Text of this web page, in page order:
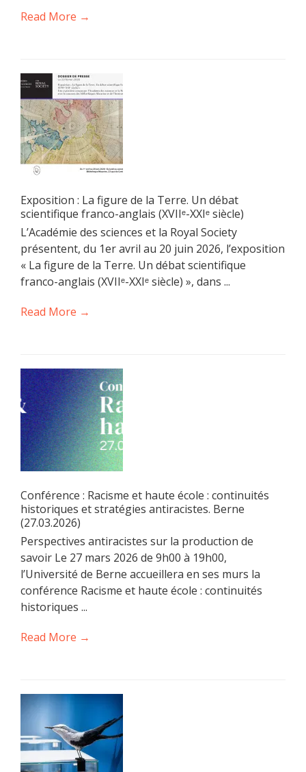
Read More →
Exposition : La figure de la Terre. Un débat
scientifique franco-anglais (XVIIᵉ-XXIᵉ siècle)
L’Académie des sciences et la Royal Society
présentent, du 1er avril au 20 juin 2026, l’exposition
« La figure de la Terre. Un débat scientifique
franco-anglais (XVIIᵉ-XXIᵉ siècle) », dans ...
Read More →
Conférence : Racisme et haute école : continuités
historiques et stratégies antiracistes. Berne
(27.03.2026)
Perspectives antiracistes sur la production de
savoir Le 27 mars 2026 de 9h00 à 19h00,
l’Université de Berne accueillera en ses murs la
conférence Racisme et haute école : continuités
historiques ...
Read More →